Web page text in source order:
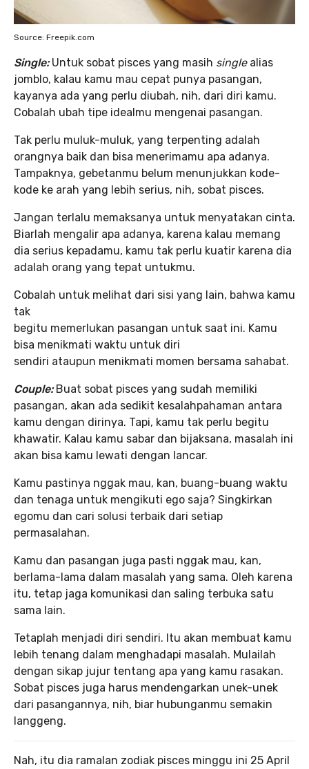
Source: Freepik.com
Single: Untuk sobat pisces yang masih single alias
jomblo, kalau kamu mau cepat punya pasangan,
kayanya ada yang perlu diubah, nih, dari diri kamu.
Cobalah ubah tipe idealmu mengenai pasangan.
Tak perlu muluk-muluk, yang terpenting adalah
orangnya baik dan bisa menerimamu apa adanya.
Tampaknya, gebetanmu belum menunjukkan kode-
kode ke arah yang lebih serius, nih, sobat pisces.
Jangan terlalu memaksanya untuk menyatakan cinta.
Biarlah mengalir apa adanya, karena kalau memang
dia serius kepadamu, kamu tak perlu kuatir karena dia
adalah orang yang tepat untukmu.
Cobalah untuk melihat dari sisi yang lain, bahwa kamu
tak
begitu memerlukan pasangan untuk saat ini. Kamu
bisa menikmati waktu untuk diri
sendiri ataupun menikmati momen bersama sahabat.
Couple: Buat sobat pisces yang sudah memiliki
pasangan, akan ada sedikit kesalahpahaman antara
kamu dengan dirinya. Tapi, kamu tak perlu begitu
khawatir. Kalau kamu sabar dan bijaksana, masalah ini
akan bisa kamu lewati dengan lancar.
Kamu pastinya nggak mau, kan, buang-buang waktu
dan tenaga untuk mengikuti ego saja? Singkirkan
egomu dan cari solusi terbaik dari setiap
permasalahan.
Kamu dan pasangan juga pasti nggak mau, kan,
berlama-lama dalam masalah yang sama. Oleh karena
itu, tetap jaga komunikasi dan saling terbuka satu
sama lain.
Tetaplah menjadi diri sendiri. Itu akan membuat kamu
lebih tenang dalam menghadapi masalah. Mulailah
dengan sikap jujur tentang apa yang kamu rasakan.
Sobat pisces juga harus mendengarkan unek-unek
dari pasangannya, nih, biar hubunganmu semakin
langgeng.
Nah, itu dia ramalan zodiak pisces minggu ini 25 April